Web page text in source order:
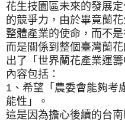
花生技園區未來的發展
的競爭力，由於畢竟蘭
整體產業的使命，而不
而是關係到整個臺灣蘭
出了「世界蘭花產業運籌
內容包括：
1、希望「農委會能夠考
能性」。
這是因為擔心後續的台